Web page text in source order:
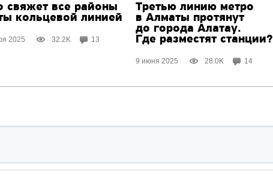
свяжет все районы
кольцевой линией
2025 32.2K 13
Третью линию метро
в Алматы протянут
до города Алатау.
Где разместят станции?
9 июня 2025 28.0K 14